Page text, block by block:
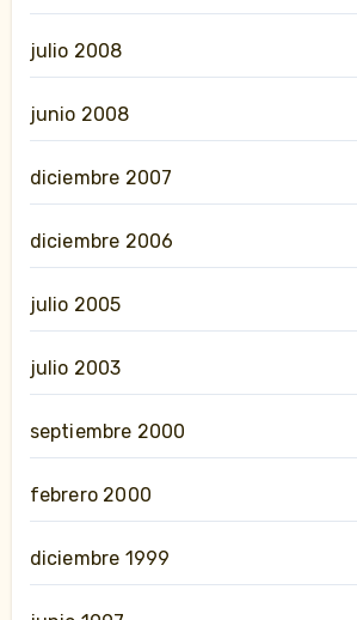
julio 2008
junio 2008
diciembre 2007
diciembre 2006
julio 2005
julio 2003
septiembre 2000
febrero 2000
diciembre 1999